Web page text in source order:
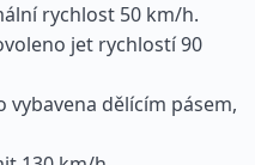
rychlost 50 km/h.
jet rychlostí 90
dělícím pásem,